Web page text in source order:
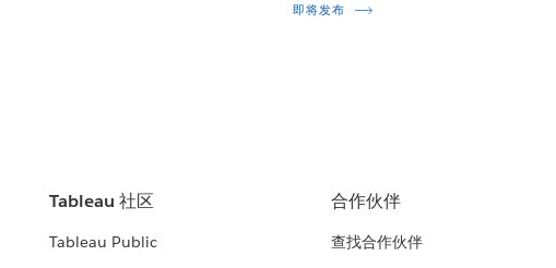
即将发布
Tableau 社区
Tableau Public
合作伙伴
查找合作伙伴